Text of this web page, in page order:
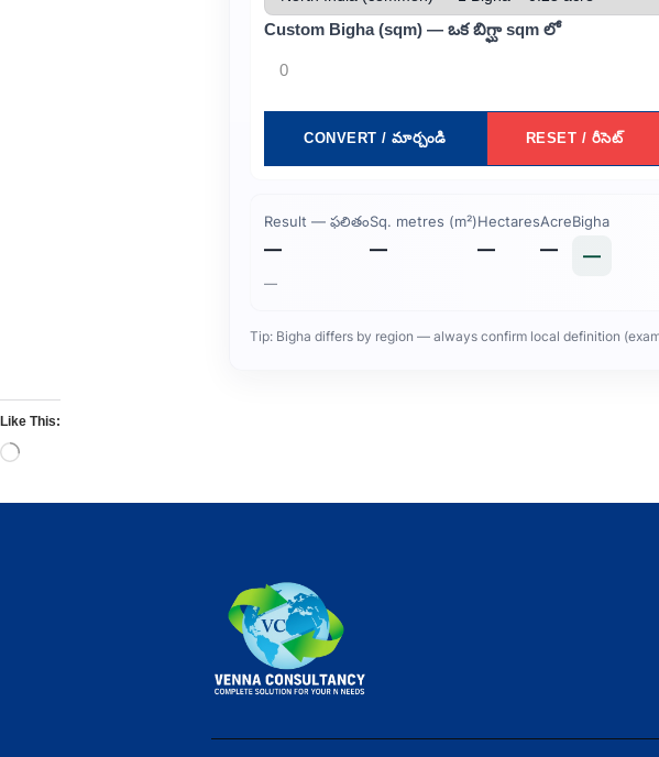
Custom Bigha (sqm) — ఒక బిగ్ఘా sqm లో
CONVERT / మార్చండి RESET / రీసెట్
Result — ఫలితం
—
—
Sq. metres (m²)
—
Hectares
—
Acre
—
Bigha
—
Tip: Bigha differs by region — always confirm local definition
Like This: